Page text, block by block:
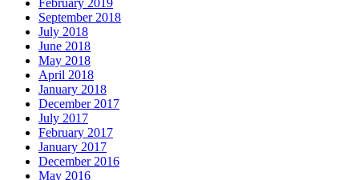
February 2019
September 2018
July 2018
June 2018
May 2018
April 2018
January 2018
December 2017
July 2017
February 2017
January 2017
December 2016
May 2016